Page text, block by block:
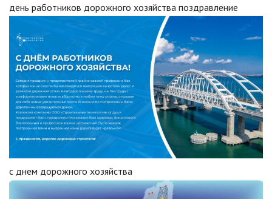
день работников дорожного хозяйства поздравление
с днем дорожного хозяйства